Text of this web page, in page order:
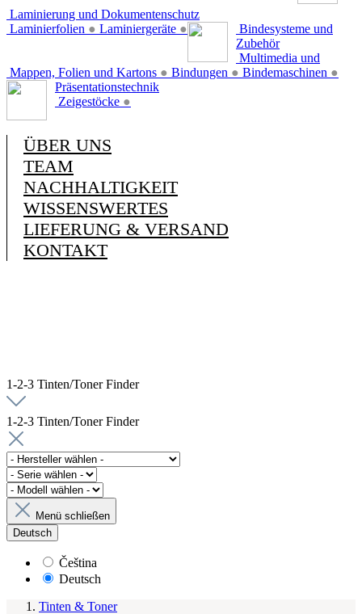
Laminierung und Dokumentenschutz
Laminierfolien ● Laminiergeräte ●
Bindesysteme und
Zubehör
Mappen, Folien und Kartons ● Bindungen ● Bindemaschinen ●
Multimedia und
Präsentationstechnik
Zeigestöcke ●
ÜBER UNS
TEAM
NACHHALTIGKEIT
WISSENSWERTES
LIEFERUNG & VERSAND
KONTAKT
1-2-3 Tinten/Toner Finder
1-2-3 Tinten/Toner Finder
Menü schließen
Deutsch
Čeština
Deutsch
Tinten & Toner